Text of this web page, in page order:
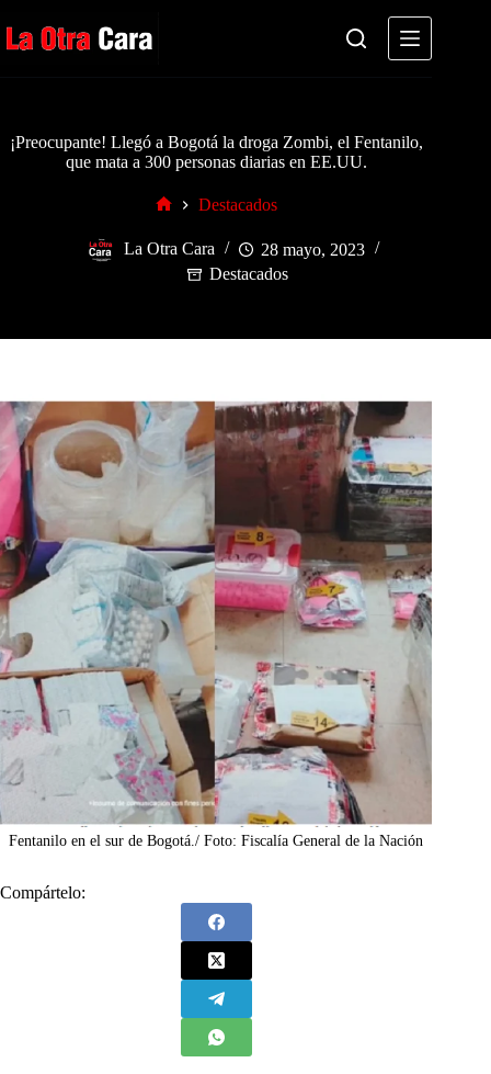
al
contenido
¡Preocupante! Llegó a Bogotá la droga Zombi, el Fentanilo,
que mata a 300 personas diarias en EE.UU.
Destacados
La Otra Cara
28 mayo, 2023
Destacados
Fentanilo en el sur de Bogotá./ Foto: Fiscalía General de la Nación
Compártelo: